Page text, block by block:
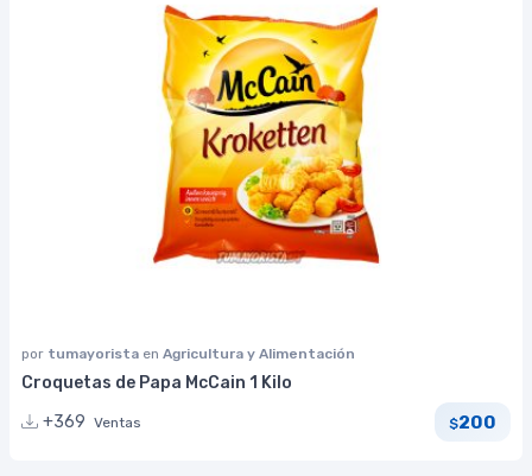
por tumayorista en Agricultura y Alimentación
Croquetas de Papa McCain 1 Kilo
+369 Ventas $200